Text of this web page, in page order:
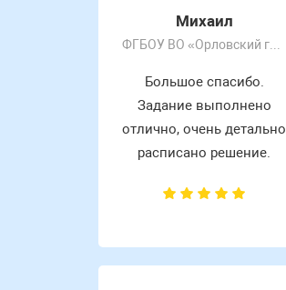
Михаил
ФГБОУ ВО «Орловский государственный университет имени И.С. Тургенева»
Большое спасибо.
Задание выполнено
отлично, очень детально
расписано решение.